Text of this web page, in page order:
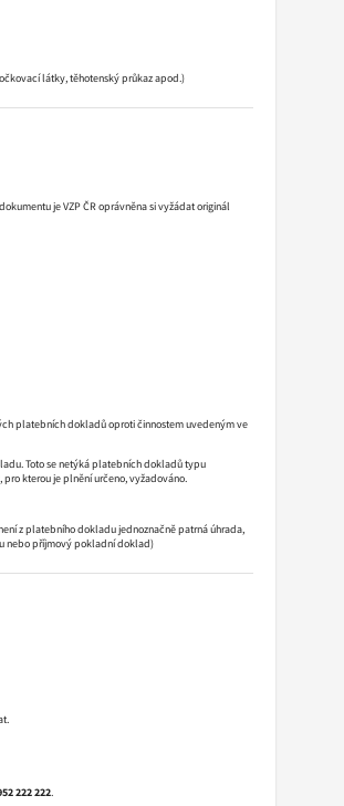
látky, těhotenský průkaz apod.)
je VZP ČR oprávněna si vyžádat originál
platebních dokladů oproti činnostem uvedeným ve
Toto se netýká platebních dokladů typu
kterou je plnění určeno, vyžadováno.
z platebního dokladu jednoznačně patrná úhrada,
nebo příjmový pokladní doklad)
222 222.